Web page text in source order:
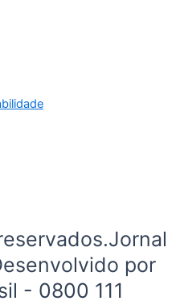
por
- 0800 111